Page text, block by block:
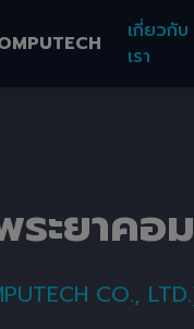
เกี่ยวกับ
เรา
ระยาค
CO.,